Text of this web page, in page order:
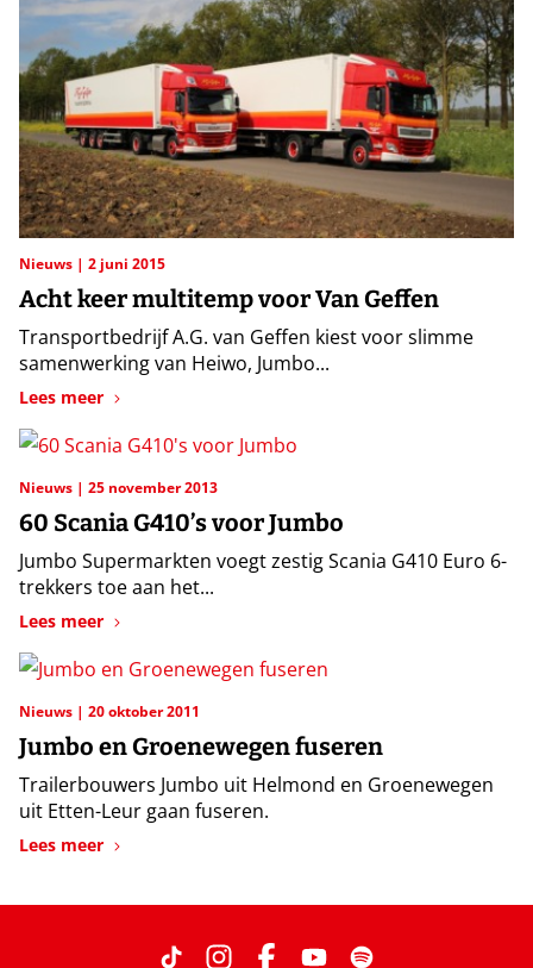
Nieuws 2 juni 2015
Acht keer multitemp voor Van Geffen
Transportbedrijf A.G. van Geffen kiest voor slimme
samenwerking van Heiwo, Jumbo...
Lees meer
Nieuws 25 november 2013
60 Scania G410’s voor Jumbo
Jumbo Supermarkten voegt zestig Scania G410 Euro 6-
trekkers toe aan het...
Lees meer
Nieuws 20 oktober 2011
Jumbo en Groenewegen fuseren
Trailerbouwers Jumbo uit Helmond en Groenewegen
uit Etten-Leur gaan fuseren.
Lees meer